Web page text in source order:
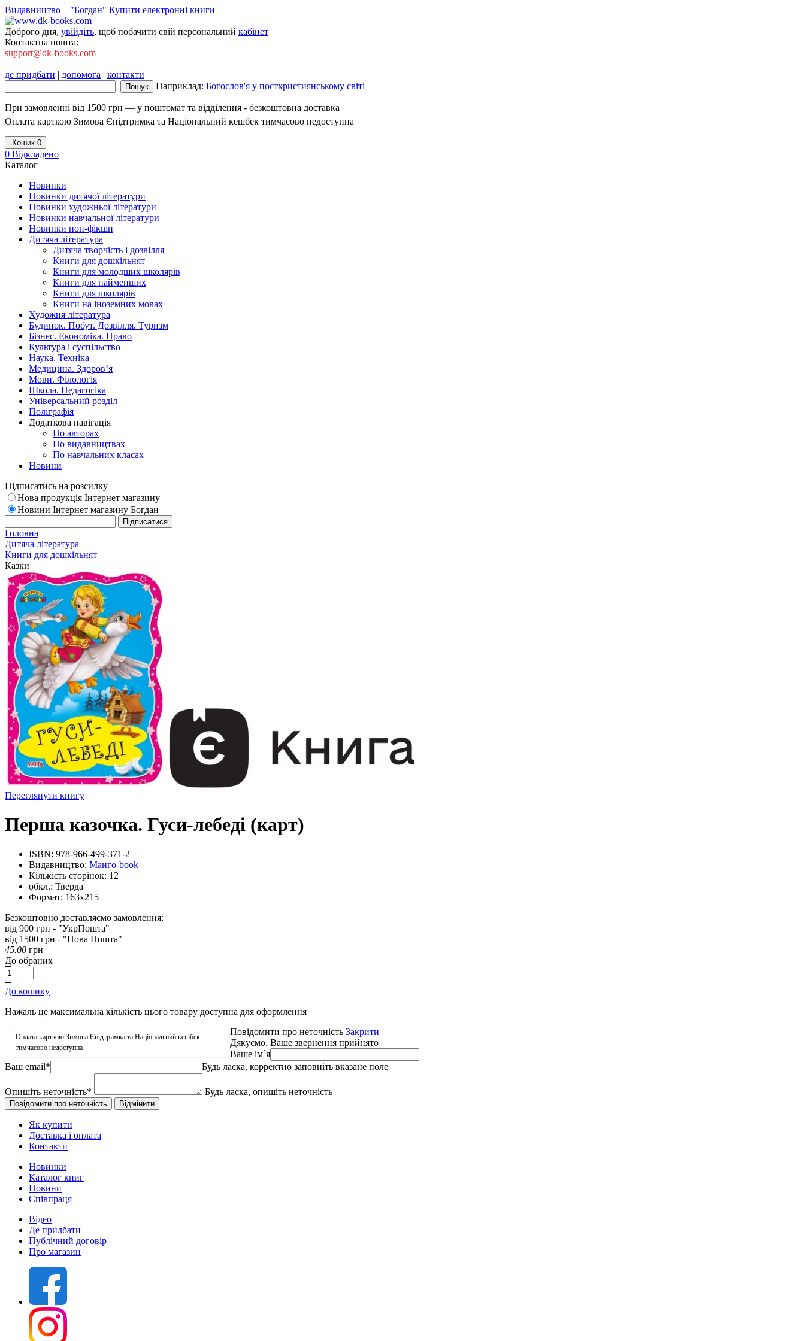
Видавництво – "Богдан" Купити електронні книги
Доброго дня, увійдіть, щоб побачити свій персональний кабінет
Контактна пошта:
support@dk-books.com
де придбати | допомога | контакти
Наприклад: Богослов'я у постхристиянському світі
При замовленні від 1500 грн — у поштомат та відділення - безкоштовна доставка
Оплата карткою Зимова Єпідтримка та Національний кешбек тимчасово недоступна
Кошик 0
0 Відкладено
Каталог
Новинки
Новинки дитячої літератури
Новинки художньої літератури
Новинки навчальної літератури
Новинки нон-фікшн
Дитяча література
Дитяча творчість і дозвілля
Книги для дошкільнят
Книги для молодших школярів
Книги для найменших
Книги для школярів
Книги на іноземних мовах
Художня література
Будинок. Побут. Дозвілля. Туризм
Бізнес. Економіка. Право
Культура і суспільство
Наука. Техніка
Медицина. Здоров’я
Мови. Філологія
Школа. Педагогіка
Універсальний розділ
Поліграфія
Додаткова навігація
По авторах
По видавництвах
По навчальних класах
Новини
Підписатись на розсилку
Нова продукція Інтернет магазину
Новини Інтернет магазину Богдан
Головна
Дитяча література
Книги для дошкільнят
Казки
Переглянути книгу
Перша казочка. Гуси-лебеді (карт)
ISBN: 978-966-499-371-2
Видавництво: Манго-book
Кількість сторінок: 12
обкл.: Тверда
Формат: 163х215
Безкоштовно доставляємо замовлення:
від 900 грн - "УкрПошта"
від 1500 грн - "Нова Пошта"
45.00 грн
До обраних
До кошику
Нажаль це максимальна кількість цього товару доступна для оформлення
Оплата карткою Зимова Єпідтримка та Національний кешбек
тимчасово недоступна
Повідомити про неточність Закрити
Дякуємо. Ваше звернення прийнято
Ваше ім`я
Ваш email* Будь ласка, корректно заповніть вказане поле
Опишіть неточність* Будь ласка, опишіть неточність
Як купити
Доставка і оплата
Контакти
Новинки
Каталог книг
Новини
Співпраця
Відео
Де придбати
Публічний договір
Про магазин